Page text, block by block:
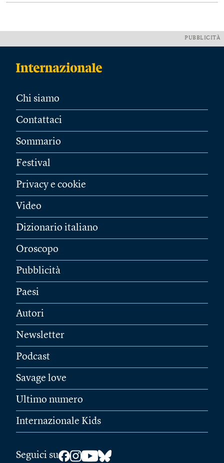
PUBBLICITÀ
Chi siamo
Contattaci
Sommario
Festival
Privacy e cookie
Video
Dizionario italiano
Oroscopo
Pubblicità
Paesi
Autori
Newsletter
Podcast
Savage love
Ultimo numero
Internazionale Kids
Seguici su